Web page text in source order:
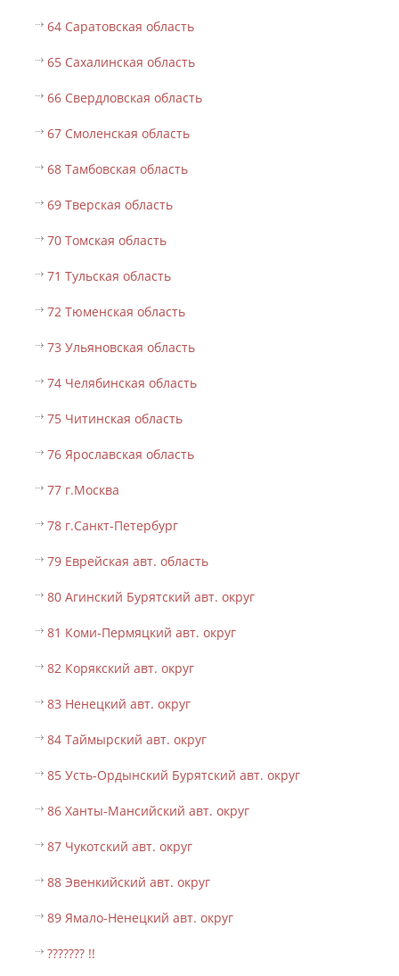
64 Саратовская область
65 Сахалинская область
66 Свердловская область
67 Смоленская область
68 Тамбовская область
69 Тверская область
70 Томская область
71 Тульская область
72 Тюменская область
73 Ульяновская область
74 Челябинская область
75 Читинская область
76 Ярославская область
77 г.Москва
78 г.Санкт-Петербург
79 Еврейская авт. область
80 Агинский Бурятский авт. округ
81 Коми-Пермяцкий авт. округ
82 Корякский авт. округ
83 Ненецкий авт. округ
84 Таймырский авт. округ
85 Усть-Ордынский Бурятский авт. округ
86 Ханты-Мансийский авт. округ
87 Чукотский авт. округ
88 Эвенкийский авт. округ
89 Ямало-Ненецкий авт. округ
??????? !!